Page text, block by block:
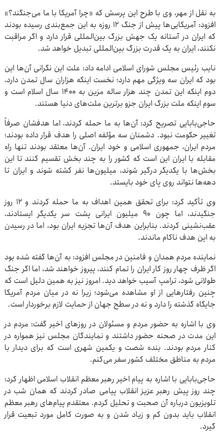
به نقل از مهر، وی با طرح این پرسش که «چرا آمریکا با ما می‌جنگند؟»
افزود: آمریکایی‌ها پیش از جنگ ۱۲ روزه به این جمع‌بندی رسیده بودند
که ایران در آستانه یک جهش بزرگ بین‌المللی قرار دارد و اگر مراقبت
نکنند، ایران به یک قدرت بزرگ بین‌المللی تبدیل خواهد شد.
نایب رئیس مجلس شورای اسلامی ادامه داد: علت این نگرانی آن‌ها این
بود که ایران سه ویژگی مهم دارد؛ نخست اینکه هزاران سال تمدن دارد،
دوم اینکه این تمدن چند هزار ساله مزین به ۱۴۰۰ سال اسلام است و
سوم اینکه ملت بزرگ ایران جزو برترین ملت‌های دنیا هستند.
حاجی‌بابایی تصریح کرد: آن‌ها به ما حمله کردند، اما هدفشان صرفاً
تغییر حکومت نبود. دشمنان سه مؤلفه اصلی را هدف قرار داده بودند؛
مردم ایران، جمهوری اسلامی و خود ایران. آن‌ها معتقد بودند تنها راه
مقابله با ایران این است که کشور را به چند بخش تقسیم کنند تا این
بخش‌ها با یکدیگر درگیر شوند، میلیون‌ها نفر کشته شوند و ایران تا
دهه‌ها نتواند روی پای خود بایستد.
وی تأکید کرد: برای تحقق همین اهداف به ما حمله کردند و ۱۲ روز
جنگیدند، اما چون ۹۰ میلیون ایرانی پشت سر یکدیگر ایستادند،
عقب‌نشینی کردند. بنابراین هدف آن‌ها تجزیه ایران بود، اما در رسیدن
به این هدف ناکام ماندند.
نماینده مردم همدان و فامنین در مجلس افزود: به آن‌ها گفته شده بود
اگر ظرف چهار روز کار ایران را تمام کنند، پیروز خواهند شد، اما اگر جنگ
طولانی شود، ترامپ آسیب خواهد دید. امروز نیز به همین دلیل است که
چنین رفتارهایی از او مشاهده می‌شود؛ زیرا نه در میان مردم آمریکا
جایگاه گذشته را دارد و نه در سطح جهان از حمایت لازم برخوردار است.
وی با اشاره به حضور مردم و مسئولان در روزهای اخیر گفت: مردم در
این مدت در صحنه حضور داشتند و نمایندگان مجلس نیز همواره در
کنار مردم بودند. بنده شصت و یکمین شهری است که برای دیدار با
مردم به مناطق مختلف کشور سفر می‌کنم.
حاجی‌بابایی با اشاره به پیام اخیر رهبر معظم انقلاب اسلامی اظهار کرد:
چند روز پیش رهبر عزیز انقلاب پیامی صادر کردند که همان شب در
تلویزیون درباره آن صحبت و تحلیل کردم. معتقدم پیام‌های رهبر معظم
انقلاب باید بدون کم و زیاد شدن و به صورت کامل مورد تبعیت قرار
گیرد.